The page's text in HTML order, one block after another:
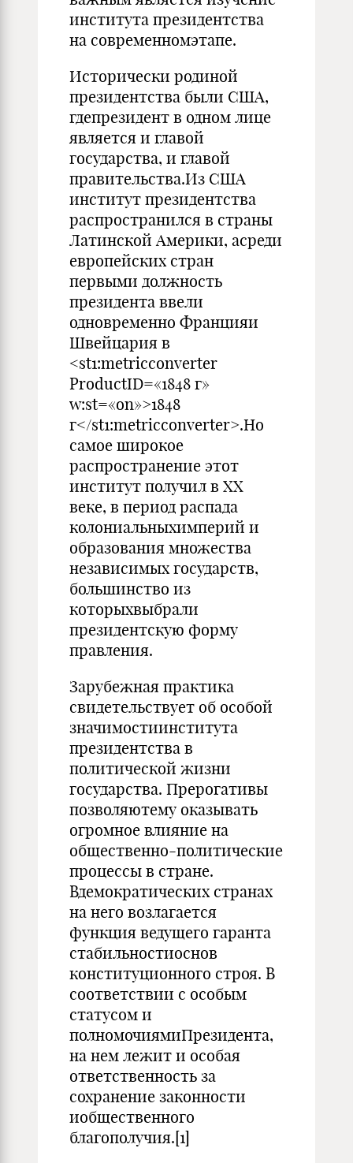
института президентства
на современномэтапе.
Исторически родиной
президентства были США,
гдепрезидент в одном лице
является и главой
государства, и главой
правительства.Из США
институт президентства
распространился в страны
Латинской Америки, асреди
европейских стран
первыми должность
президента ввели
одновременно Францияи
Швейцария в
<st1:metricconverter
ProductID=«1848 г»
w:st=«on»>1848
г</st1:metricconverter>.Но
самое широкое
распространение этот
институт получил в XX
веке, в период распада
колониальныхимперий и
образования множества
независимых государств,
большинство из
которыхвыбрали
президентскую форму
правления.
Зарубежная практика
свидетельствует об особой
значимостиинститута
президентства в
политической жизни
государства. Прерогативы
позволяютему оказывать
огромное влияние на
общественно-политические
процессы в стране.
Вдемократических странах
на него возлагается
функция ведущего гаранта
стабильностиоснов
конституционного строя. В
соответствии с особым
статусом и
полномочиямиПрезидента,
на нем лежит и особая
ответственность за
сохранение законности
иобщественного
благополучия.[1]